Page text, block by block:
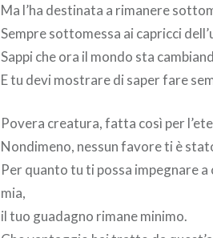
Ma l’ha destinata a rimanere
Sempre sottomessa ai capricci
Sappi che ora il mondo sta
E tu devi mostrare di saper fare
Povera creatura, fatta così per
Nondimeno, nessun favore ti è
Per quanto tu ti possa impegnare a
mia,
il tuo guadagno rimane minimo.